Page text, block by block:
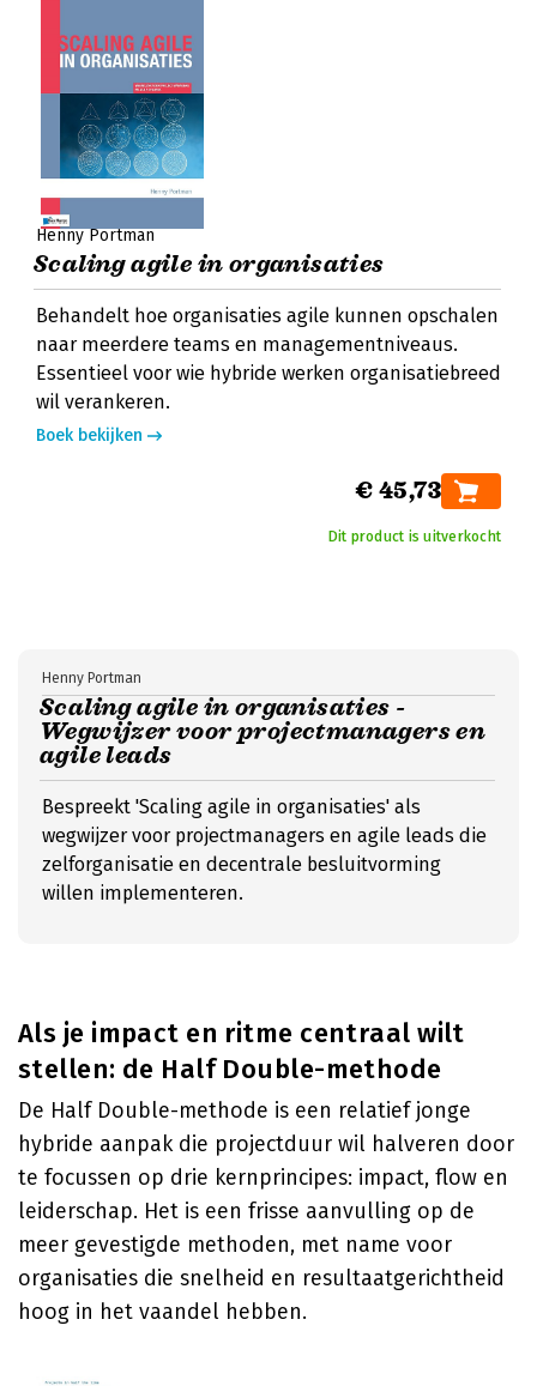
Henny Portman
Scaling agile in organisaties
Behandelt hoe organisaties agile kunnen opschalen
naar meerdere teams en managementniveaus.
Essentieel voor wie hybride werken organisatiebreed
wil verankeren.
Boek bekijken
€ 45,73
Dit product is uitverkocht
Scaling agile in organisaties -
Wegwijzer voor projectmanagers en
agile leads
Henny Portman
Bespreekt 'Scaling agile in organisaties' als
wegwijzer voor projectmanagers en agile leads die
zelforganisatie en decentrale besluitvorming
willen implementeren.
Als je impact en ritme centraal wilt
stellen: de Half Double-methode
De Half Double-methode is een relatief jonge
hybride aanpak die projectduur wil halveren door
te focussen op drie kernprincipes: impact, flow en
leiderschap. Het is een frisse aanvulling op de
meer gevestigde methoden, met name voor
organisaties die snelheid en resultaatgerichtheid
hoog in het vaandel hebben.